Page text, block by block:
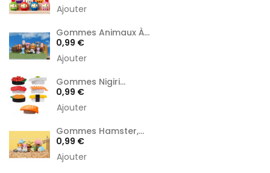
Ajouter
Gommes Animaux À...
Prix
0,99 €
Ajouter
Gommes Nigiri...
Prix
0,99 €
Ajouter
Gommes Hamster,...
Prix
0,99 €
Ajouter